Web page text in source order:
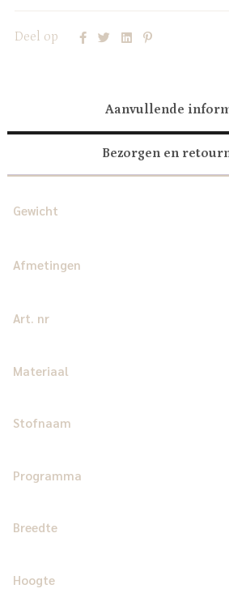
Deel op
Aanvullende
Bezorgen en
Gewicht
Afmetingen
Art. nr
Materiaal
Stofnaam
Programma
Breedte
Hoogte